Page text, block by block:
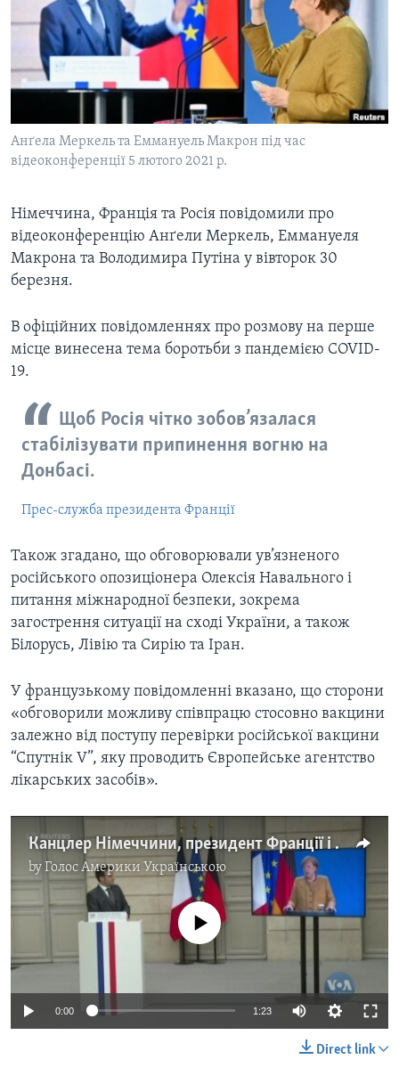
СУСПІЛЬСТВО
ЕКОНОМІКА
ІСТОРІЇ УСПІХУ УКРАЇНЦІВ
ТЕЛЕПРОГРАМИ
ЧАС-TIME
БРИФІНГ ГОЛОСУ АМЕРИКИ
ВІКНО В АМЕРИКУ
ПОГЛЯД З ВАШИНГТОНА
ENGLISH
МИ В СОЦМЕРЕЖАХ
Мови
Анґела Меркель та Еммануель Макрон під час
відеоконференції 5 лютого 2021 р.
Німеччина, Франція та Росія повідомили про
відеоконференцію Анґели Меркель, Еммануеля
Макрона та Володимира Путіна у вівторок 30
березня.
В офіційних повідомленнях про розмову на перше
місце винесена тема боротьби з пандемією COVID-
19.
Щоб Росія чітко зобов’язалася
стабілізувати припинення вогню на
Донбасі.
Прес-служба президента Франції
Також згадано, що обговорювали ув’язненого
російського опозиціонера Олексія Навального і
питання міжнародної безпеки, зокрема
загострення ситуації на сході України, а також
Білорусь, Лівію та Сирію та Іран.
У французькому повідомленні вказано, що сторони
«обговорили можливу співпрацю стосовно вакцини
залежно від поступу перевірки російської вакцини
“Спутнік V”, яку проводить Європейське агентство
лікарських засобів».
Канцлер Німеччини, президент Франції і президент Росії провели тристоронню відео конференцію: подробиці. Відео
byГолос Америки Українською
No media source currently available
0:00 1:23
Direct link